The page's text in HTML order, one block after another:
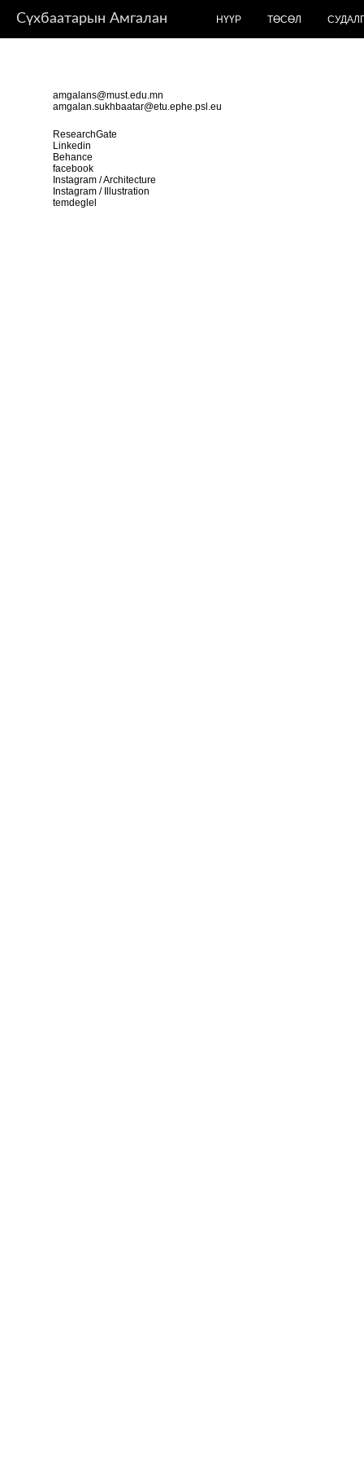
Сүхбаатарын Амгалан НҮҮР ТӨСӨЛ
amgalans@must.edu.mn
amgalan.sukhbaatar@etu.ephe.psl.eu
ResearchGate
Linkedin
Behance
facebook
Instagram / Architecture
Instagram / Illustration
temdeglel